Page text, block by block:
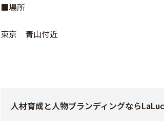
■場所
東京 青山付近
人材育成と人物ブランディングなら